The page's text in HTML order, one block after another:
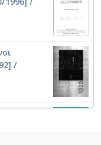
/
έργα
/